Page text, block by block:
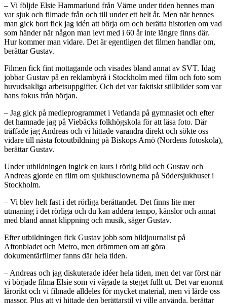
– Vi följde Elsie Hammarlund från Värne under tiden hennes man
var sjuk och filmade från och till under ett helt år. Men när hennes
man gick bort fick jag idén att börja om och berätta historien om vad
som händer när någon man levt med i 60 år inte längre finns där.
Hur kommer man vidare. Det är egentligen det filmen handlar om,
berättar Gustav.
Filmen fick fint mottagande och visades bland annat av SVT. Idag
jobbar Gustav på en reklambyrå i Stockholm med film och foto som
huvudsakliga arbetsuppgifter. Och det var faktiskt stillbilder som var
hans fokus från början.
– Jag gick på medieprogrammet i Vetlanda på gymnasiet och efter
det hamnade jag på Viebäcks folkhögskola för att läsa foto. Där
träffade jag Andreas och vi hittade varandra direkt och sökte oss
vidare till nästa fotoutbildning på Biskops Arnö (Nordens fotoskola),
berättar Gustav.
Under utbildningen ingick en kurs i rörlig bild och Gustav och
Andreas gjorde en film om sjukhusclownerna på Södersjukhuset i
Stockholm.
– Vi blev helt fast i det rörliga berättandet. Det finns lite mer
utmaning i det rörliga och du kan addera tempo, känslor och annat
med bland annat klippning och musik, säger Gustav.
Efter utbildningen fick Gustav jobb som bildjournalist på
Aftonbladet och Metro, men drömmen om att göra
dokumentärfilmer fanns där hela tiden.
– Andreas och jag diskuterade idéer hela tiden, men det var först när
vi började filma Elsie som vi vågade ta steget fullt ut. Det var enormt
lärorikt och vi filmade alldeles för mycket material, men vi lärde oss
massor. Plus att vi hittade den berättarstil vi ville använda, berättar